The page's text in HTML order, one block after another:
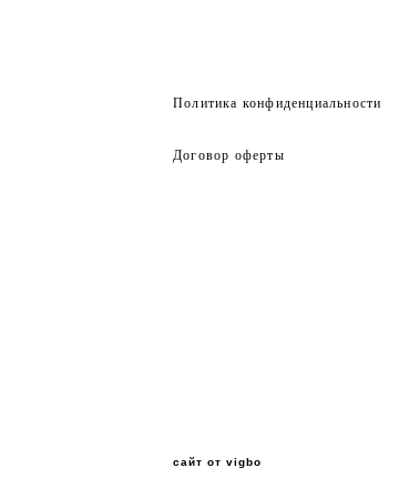
Политика конфиденциальности
Договор оферты
сайт от vigbo